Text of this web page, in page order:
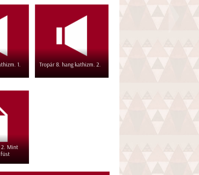
1. Tropár 8. hang kathizm. 2.
2. Mint
füst